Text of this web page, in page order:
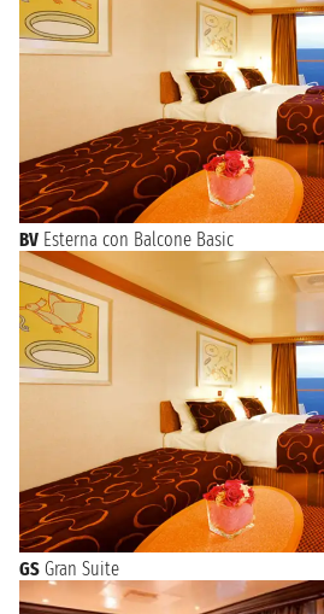
BV Esterna con Balcone Basic
GS Gran Suite